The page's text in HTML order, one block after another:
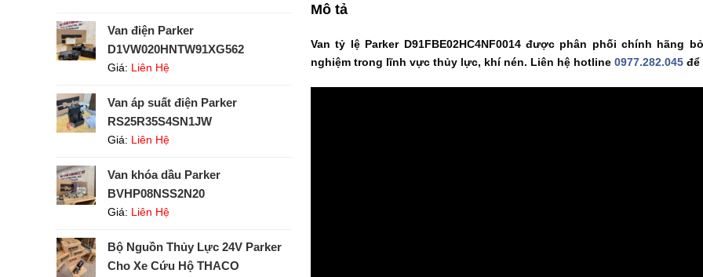
Mô tả
Van tỷ lệ Parker D91FBE02HC4NF0014 được phân phối chính
nghiệm trong lĩnh vực thủy lực, khí nén. Liên hệ hotline 0977.282.045 để
Van điện Parker
D1VW020HNTW91XG562
Giá: Liên Hệ
Van áp suất điện Parker
RS25R35S4SN1JW
Giá: Liên Hệ
Van khóa dầu Parker
BVHP08NSS2N20
Giá: Liên Hệ
Bộ Nguồn Thủy Lực 24V Parker
Cho Xe Cứu Hộ THACO